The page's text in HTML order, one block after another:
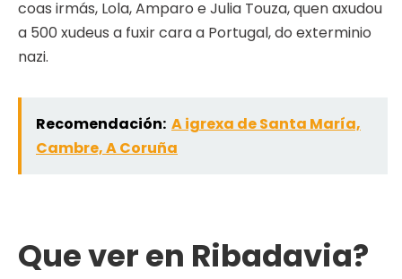
coas irmás, Lola, Amparo e Julia Touza, quen axudou
a 500 xudeus a fuxir cara a Portugal, do exterminio
nazi.
Recomendación: A igrexa de Santa María,
Cambre, A Coruña
Que ver en Ribadavia?